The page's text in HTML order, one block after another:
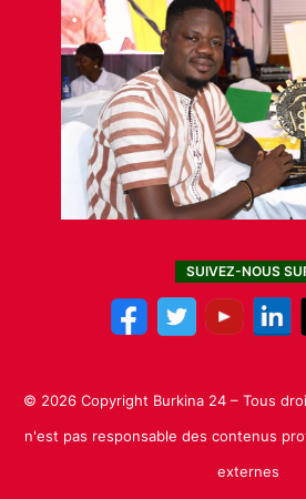
SUIVEZ-NOUS
© 2026 Copyright Burkina 24 – Tous
n'est pas responsable des contenus
externes